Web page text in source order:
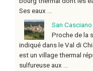
Ses eaux ...
San
Proche de la
indiqué dans le Val di
est un village thermal
sulfureuse aux ...